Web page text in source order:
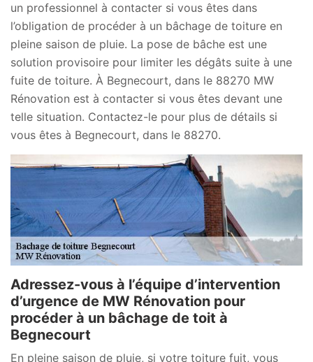
un professionnel à contacter si vous êtes dans
l’obligation de procéder à un bâchage de toiture en
pleine saison de pluie. La pose de bâche est une
solution provisoire pour limiter les dégâts suite à une
fuite de toiture. À Begnecourt, dans le 88270 MW
Rénovation est à contacter si vous êtes devant une
telle situation. Contactez-le pour plus de détails si
vous êtes à Begnecourt, dans le 88270.
Adressez-vous à l’équipe d’intervention
d’urgence de MW Rénovation pour
procéder à un bâchage de toit à
Begnecourt
En pleine saison de pluie, si votre toiture fuit, vous